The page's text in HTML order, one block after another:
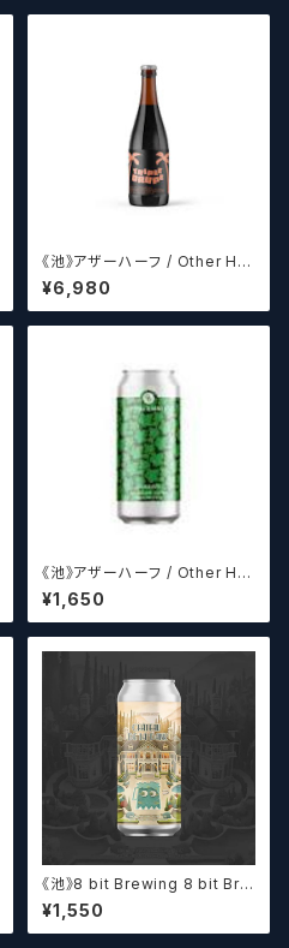
《池》アザーハーフ / Other Hal
f Brewing Triple Drupe【ク
ラフトビールシザーズ】
¥6,980
《池》アザーハーフ / Other Hal
f Brewing Dank Ivy【クラフト
ビールシザーズ】
¥1,650
《池》8 bit Brewing 8 bit Bre
wing Chateau De La Dank
WC DIPA (473ml) / シャトー・
ド・ラ・ダンク【クラフトビール】
¥1,550